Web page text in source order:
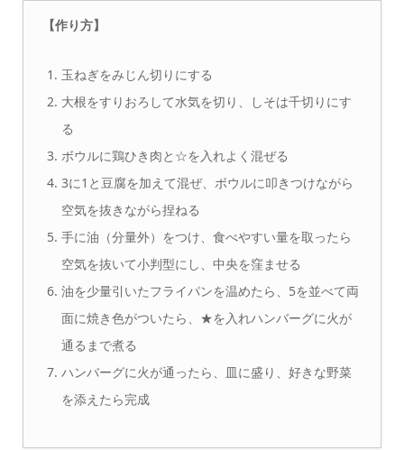
【作り方】
玉ねぎをみじん切りにする
大根をすりおろして水気を切り、しそは千切りにす
る
ボウルに鶏ひき肉と☆を入れよく混ぜる
3に1と豆腐を加えて混ぜ、ボウルに叩きつけながら
空気を抜きながら捏ねる
手に油（分量外）をつけ、食べやすい量を取ったら
空気を抜いて小判型にし、中央を窪ませる
油を少量引いたフライパンを温めたら、5を並べて両
面に焼き色がついたら、★を入れハンバーグに火が
通るまで煮る
ハンバーグに火が通ったら、皿に盛り、好きな野菜
を添えたら完成